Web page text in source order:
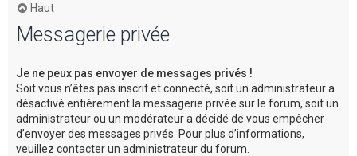
Haut
Messagerie privée
Je ne peux pas envoyer de messages privés !
Soit vous n’êtes pas inscrit et connecté, soit un administrateur a
désactivé entièrement la messagerie privée sur le forum, soit un
administrateur ou un modérateur a décidé de vous empêcher
d’envoyer des messages privés. Pour plus d’informations,
veuillez contacter un administrateur du forum.